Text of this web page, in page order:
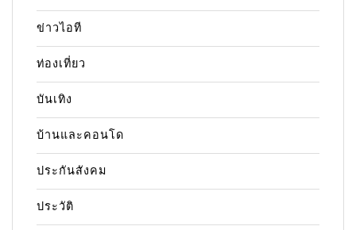
ข่าวไอที
ท่องเที่ยว
บันเทิง
บ้านและคอนโด
ประกันสังคม
ประวัติ